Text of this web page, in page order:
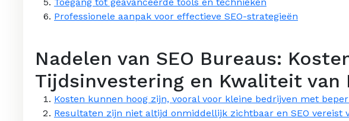
Professionele aanpak voor effectieve SEO-strategieën
Nadelen van SEO Bureaus:
Tijdsinvestering en Kwaliteit van
Kosten kunnen hoog zijn, vooral voor kleine bedrijven met
Resultaten zijn niet altijd onmiddellijk zichtbaar en SEO vereist